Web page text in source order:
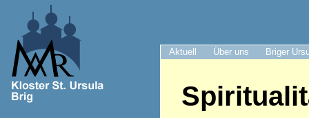
Aktuell Über uns Briger